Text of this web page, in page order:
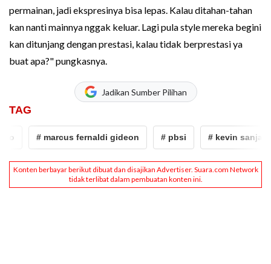
permainan, jadi ekspresinya bisa lepas. Kalau ditahan-tahan
kan nanti mainnya nggak keluar. Lagi pula style mereka begini
kan ditunjang dengan prestasi, kalau tidak berprestasi ya
buat apa?" pungkasnya.
Jadikan Sumber Pilihan
TAG
# marcus fernaldi gideon # pbsi # kevin sanjaya